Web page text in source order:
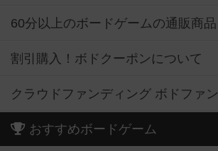
60分以上のボードゲームの通販商品
割引購入！ボドクーポンについて
クラウドファンディング ボドファン
おすすめボードゲーム